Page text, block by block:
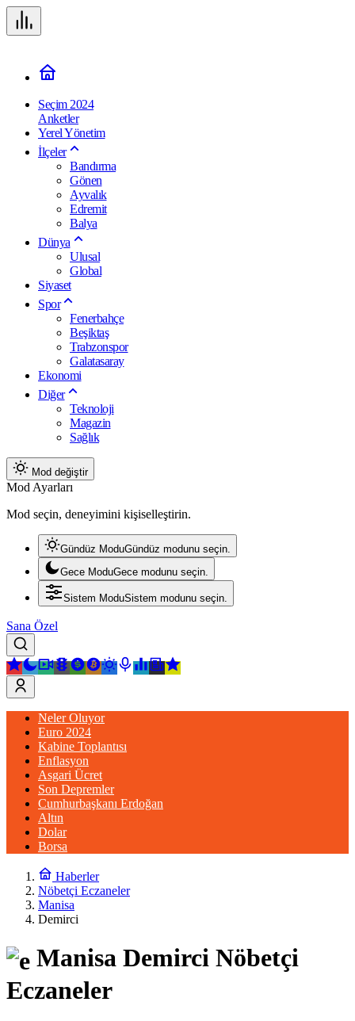
Seçim 2024
Anketler
Yerel Yönetim
İlçeler
Bandırma
Gönen
Ayvalık
Edremit
Balya
Dünya
Ulusal
Global
Siyaset
Spor
Fenerbahçe
Beşiktaş
Trabzonspor
Galatasaray
Ekonomi
Diğer
Teknoloji
Magazin
Sağlık
Mod değiştir
Mod Ayarları
Mod seçin, deneyimini kişiselleştirin.
Gündüz ModuGündüz modunu seçin.
Gece ModuGece modunu seçin.
Sistem ModuSistem modunu seçin.
Sana Özel
Neler Oluyor
Euro 2024
Kabine Toplantısı
Enflasyon
Asgari Ücret
Son Depremler
Cumhurbaşkanı Erdoğan
Altın
Dolar
Borsa
Haberler
Nöbetçi Eczaneler
Manisa
Demirci
Manisa Demirci Nöbetçi
Eczaneler